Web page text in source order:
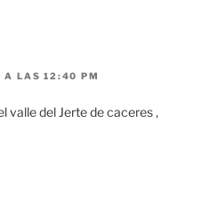
LAS 12:40 PM
valle del Jerte de caceres ,